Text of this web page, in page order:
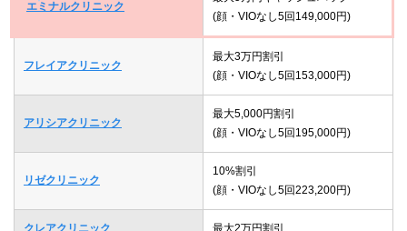
エミナルクリニック
(顔・VIOなし5回149,000円)
フレイアクリニック
最大3万円割引
(顔・VIOなし5回153,000円)
アリシアクリニック
最大5,000円割引
(顔・VIOなし5回195,000円)
リゼクリニック
10%割引
(顔・VIOなし5回223,200円)
クレアクリニック 最大2万円割引